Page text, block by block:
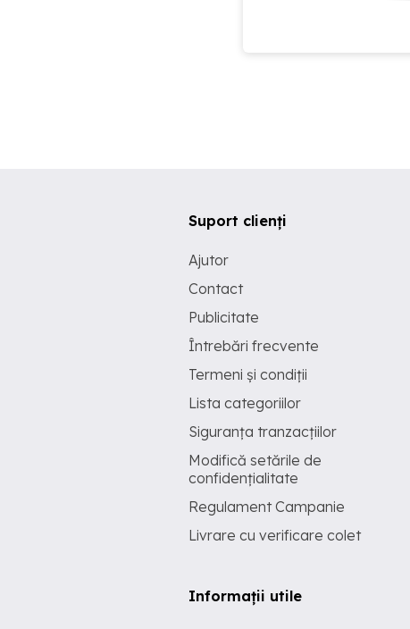
Suport clienți
Ajutor
Contact
Publicitate
Întrebări frecvente
Termeni și condiții
Lista categoriilor
Siguranța tranzacțiilor
Modifică setările de
confidențialitate
Regulament Campanie
Livrare cu verificare colet
Informații utile